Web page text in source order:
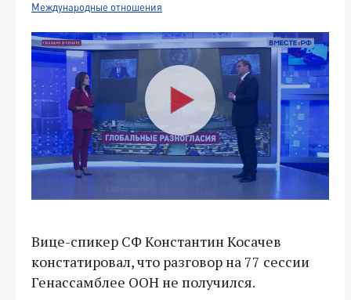
Международные отношения
Вице-спикер СФ Константин Косачев
констатировал, что разговор на 77 сессии
Генассамблее ООН не получился.